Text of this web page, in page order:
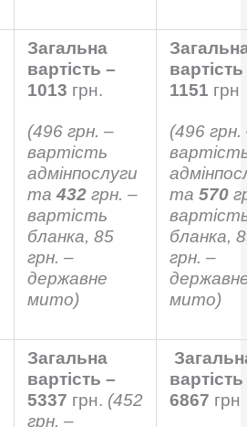
Загальна
вартість –
1013 грн.
(496 грн. –
вартість
адмінпослуги
та432грн. –
вартість
бланка, 85
грн. –
державне
мито)
1151 грн
(496 грн.
та 570
бланка,
грн. –
мито)
Загальна
вартість –
5337 грн. (452
грн. –
6867 грн